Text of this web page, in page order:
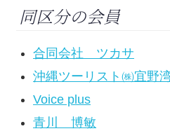
同区分の会員
合同会社 ツカサ
沖縄ツーリスト㈱宜野
Voice plus
青川 博敏